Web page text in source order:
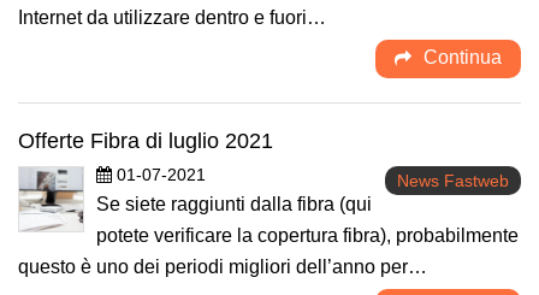
Internet da utilizzare dentro e fuori…
Continua
Offerte Fibra di luglio 2021
01-07-2021 News Fastweb
Se siete raggiunti dalla fibra (qui
potete verificare la copertura fibra), probabilmente
questo è uno dei periodi migliori dell’anno per…